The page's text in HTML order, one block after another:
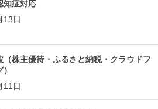
知症対応
13日
（株主優待・ふるさと納税・クラウドフ
11日